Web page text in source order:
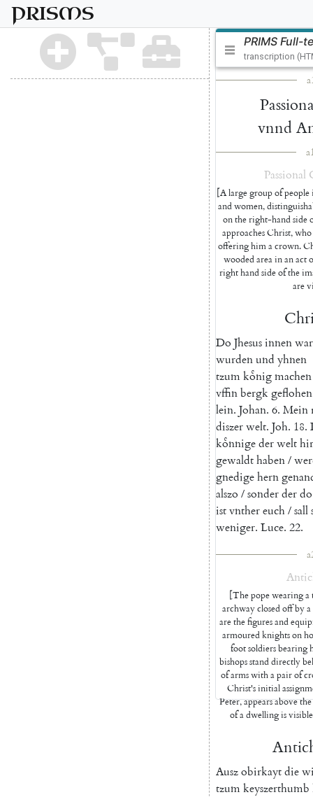
PRISMS
PRIMS Full-
transcription
vnnd
Passional
[A large group of people
and women,
on the right-hand side
approaches Christ,
offering him a crown.
wooded area in an act
right hand side of the
are
Do Jhesusinnen
wurdenund yhnen
tzumkoͤnigmachen
vffinbergkgeflohen
lein. Johan. 6. Mein
diszerwelt. Joh. 18.
koͤnnigederwelt
gewaldthaben/
gnedigehern
alszo /sonderderdo
istvnthereuch/sall
weniger. Luce. 22.
[The pope wearing a
archway closed off by
are the figures and
armoured knights on
foot soldiers bearing
bishops stand directly
of arms with a pair of
Christ's initial
Peter, appears above
of a dwelling is
Auszobirkaytdie
tzumkeyszerthumb